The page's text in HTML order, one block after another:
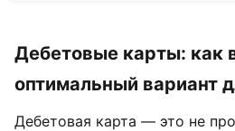
Дебетовые карты: как
оптимальный вариант
Дебетовая карта — это не